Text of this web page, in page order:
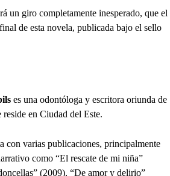
un giro completamente inesperado, que el
de esta novela, publicada bajo el sello
es una odontóloga y escritora oriunda de
en Ciudad del Este.
con varias publicaciones, principalmente
como “El rescate de mi niña”
(2009), “De amor y delirio”